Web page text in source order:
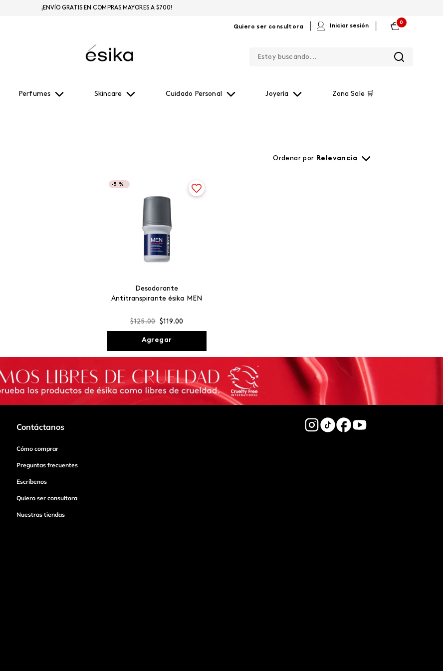
Quiero ser consultora Iniciar sesión
0
Perfumes Skincare Cuidado Personal Joyería Zona Sale 🛒
¡ENVÍO GRATIS EN COMPRAS MAYORES A $700!
Ordenar por Relevancia
Desodorante
Antitranspirante ésika MEN
-5 %
$125.00 $119.00
Agregar
Contáctanos
Cómo comprar
Preguntas frecuentes
Escríbenos
Quiero ser consultora
Nuestras tiendas